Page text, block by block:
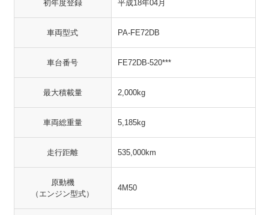
初年度登録 平成18年04月
車両型式 PA-FE72DB
車台番号 FE72DB-520***
最大積載量 2,000kg
車両総重量 5,185kg
走行距離 535,000km
原動機
（エンジン型式）
4M50